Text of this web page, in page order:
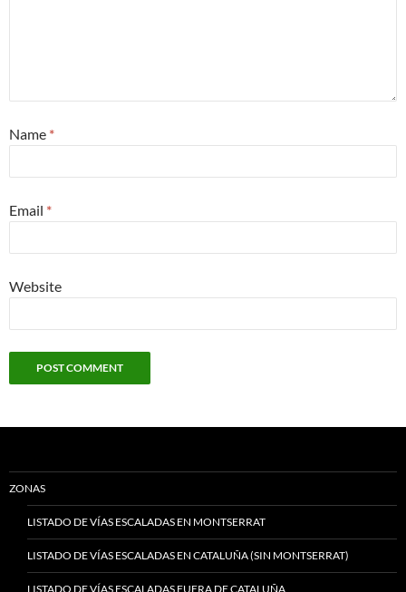
Name *
Email *
Website
ZONAS
LISTADO DE VÍAS ESCALADAS EN MONTSERRAT
LISTADO DE VÍAS ESCALADAS EN CATALUÑA (SIN MONTSERRAT)
LISTADO DE VÍAS ESCALADAS FUERA DE CATALUÑA